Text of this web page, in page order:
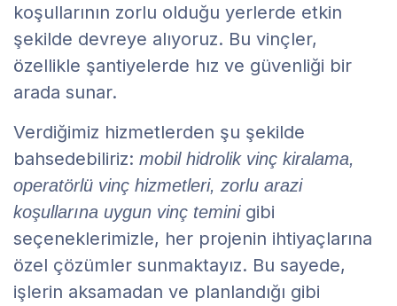
koşullarının zorlu olduğu yerlerde etkin
şekilde devreye alıyoruz. Bu vinçler,
özellikle şantiyelerde hız ve güvenliği bir
arada sunar.
Verdiğimiz hizmetlerden şu şekilde
bahsedebiliriz: mobil hidrolik vinç kiralama,
operatörlü vinç hizmetleri, zorlu arazi
koşullarına uygun vinç teminigibi
seçeneklerimizle, her projenin ihtiyaçlarına
özel çözümler sunmaktayız. Bu sayede,
işlerin aksamadan ve planlandığı gibi